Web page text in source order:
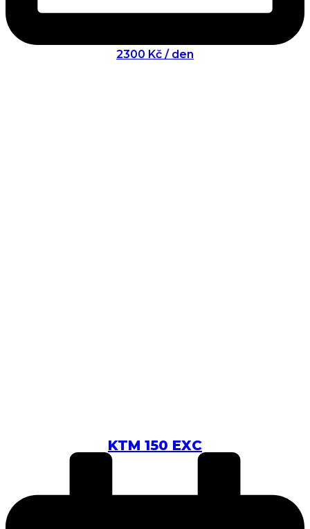
2300 Kč / den
KTM 150 EXC